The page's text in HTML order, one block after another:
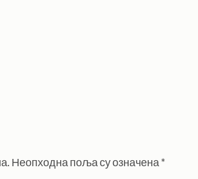
Неопходна поља су означена *